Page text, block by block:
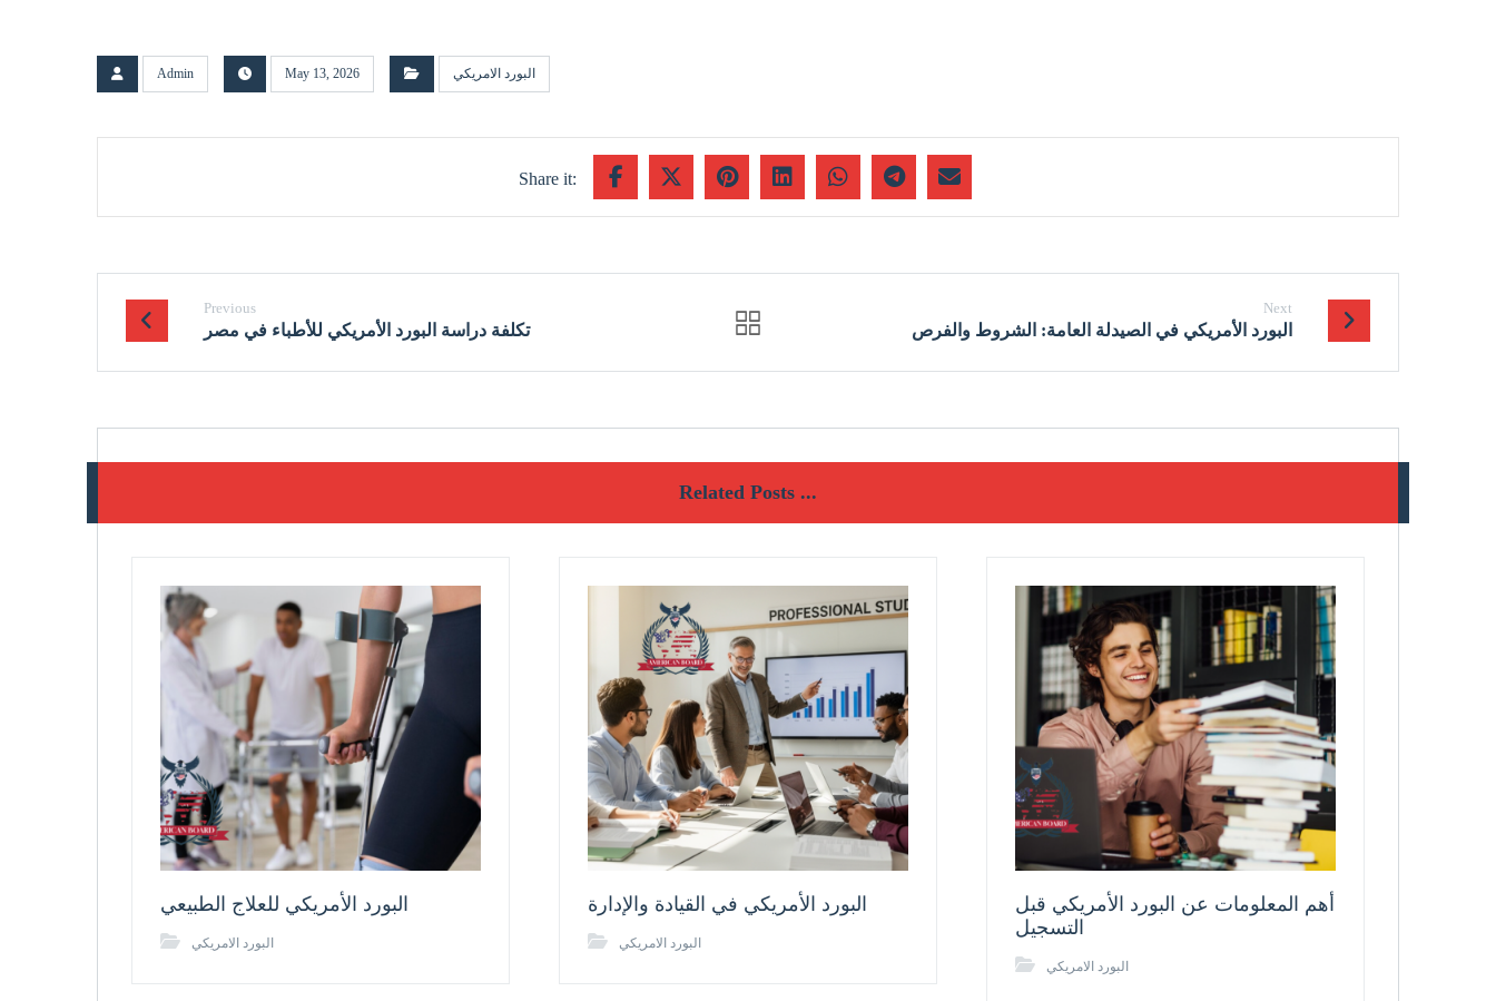
Admin May 13, 2026 البورد الامريكي
Previous
تكلفة دراسة البورد الأمريكي للأطباء في مصر
Next
البورد الأمريكي في الصيدلة العامة: الشروط والفرص
Related Posts ...
البورد الأمريكي للعلاج الطبيعي
البورد الامريكي
البورد الأمريكي في القيادة والإدارة
البورد الامريكي
أهم المعلومات عن البورد الأمريكي قبل
التسجيل
البورد الامريكي